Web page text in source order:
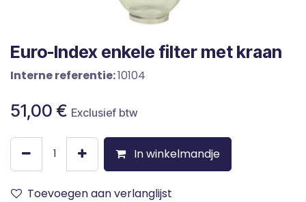
Euro-Index enkele filter met kraan
Interne referentie:10104
51,00 € Exclusief btw
In winkelmandje
Toevoegen aan verlanglijst